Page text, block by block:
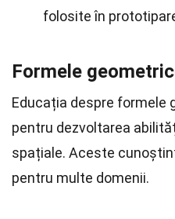
folosite în
Formele
Educația despre formele
pentru dezvoltarea
spațiale. Aceste
pentru multe domenii.